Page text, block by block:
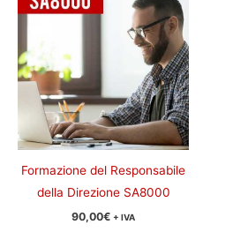
Formazione del Responsabile
della Direzione SA8000
90,00€ + IVA